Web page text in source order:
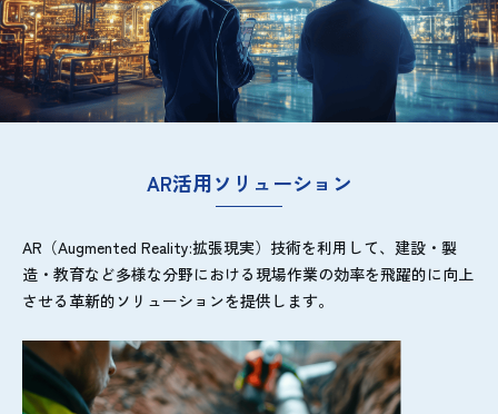
AR活用ソリューション
AR（Augmented Reality:拡張現実）技術を利用して、建設・製
造・教育など多様な分野における現場作業の効率を飛躍的に向上
させる革新的ソリューションを提供します。